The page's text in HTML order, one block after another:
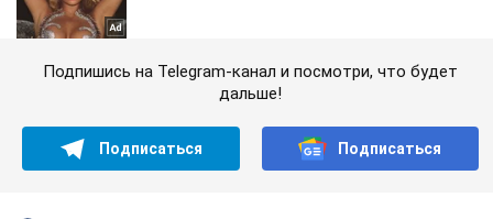
Подпишись на Telegram-канал и посмотри, что будет
дальше!
Подписаться Подписаться